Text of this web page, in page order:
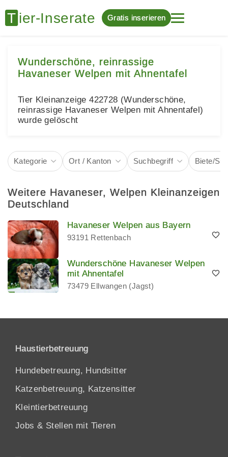
Gratis inserieren
Wunderschöne, reinrassige
Havaneser Welpen mit Ahnentafel
Tier Kleinanzeige 422728 (Wunderschöne,
reinrassige Havaneser Welpen mit Ahnentafel)
wurde gelöscht
Kategorie Ort / Kanton Suchbegriff Biete/
Weitere Havaneser, Welpen Kleinanzeigen
Deutschland
Havaneser Welpen aus Bayern
93191 Rettenbach
Wunderschöne Havaneser Welpen
mit Ahnentafel
73479 Ellwangen (Jagst)
Haustierbetreuung
Hundebetreuung, Hundsitter
Katzenbetreuung, Katzensitter
Kleintierbetreuung
Jobs & Stellen mit Tieren